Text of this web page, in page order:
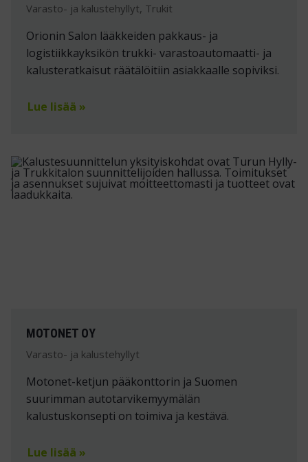
Varasto- ja kalustehyllyt, Trukit
Orionin Salon lääkkeiden pakkaus- ja
logistiikkayksikön trukki- varastoautomaatti- ja
kalusteratkaisut räätälöitiin asiakkaalle sopiviksi.
Lue lisää »
MOTONET OY
Varasto- ja kalustehyllyt
Motonet-ketjun pääkonttorin ja Suomen
suurimman autotarvikemyymälän
kalustuskonsepti on toimiva ja kestävä.
Lue lisää »